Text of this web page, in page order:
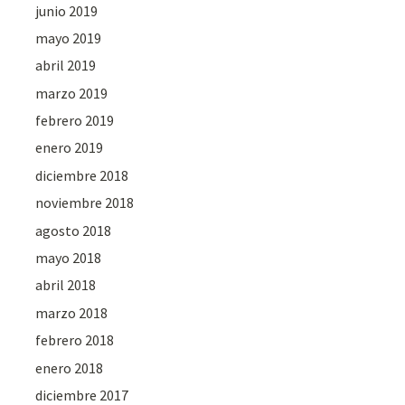
junio 2019
mayo 2019
abril 2019
marzo 2019
febrero 2019
enero 2019
diciembre 2018
noviembre 2018
agosto 2018
mayo 2018
abril 2018
marzo 2018
febrero 2018
enero 2018
diciembre 2017